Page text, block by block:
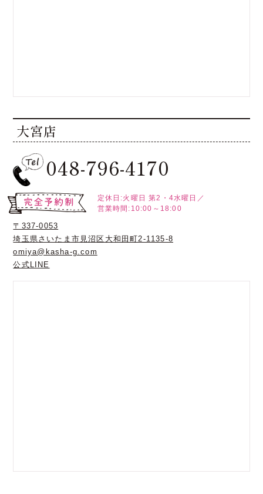
大宮店
048-796-4170
定休日:火曜日 第2・4水曜日／
営業時間:10:00～18:00
〒337-0053
埼玉県さいたま市見沼区大和田町2-1135-8
omiya@kasha-g.com
公式LINE